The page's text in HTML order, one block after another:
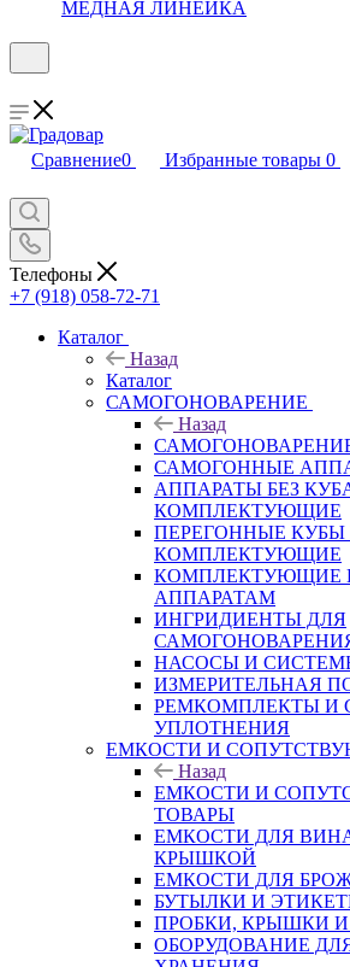
МЕДНАЯ ЛИНЕЙКА
Сравнение0 Избранные товары 0
Телефоны
+7 (918) 058-72-71
Каталог
Назад
Каталог
САМОГОНОВАРЕНИЕ
Назад
САМОГОННЫЕ
АППАРАТЫ БЕЗ
КОМПЛЕКТУЮЩИЕ
ПЕРЕГОННЫЕ КУБЫ
КОМПЛЕКТУЮЩИЕ
КОМПЛЕКТУЮЩИЕ
АППАРАТАМ
ИНГРИДИЕНТЫ ДЛЯ
НАСОСЫ И
ИЗМЕРИТЕЛЬНАЯ
РЕМКОМПЛЕКТЫ И
УПЛОТНЕНИЯ
ЕМКОСТИ И
Назад
ЕМКОСТИ И
ТОВАРЫ
ЕМКОСТИ ДЛЯ
КРЫШКОЙ
ЕМКОСТИ ДЛЯ
БУТЫЛКИ И
ПРОБКИ, КРЫШКИ
ОБОРУДОВАНИЕ